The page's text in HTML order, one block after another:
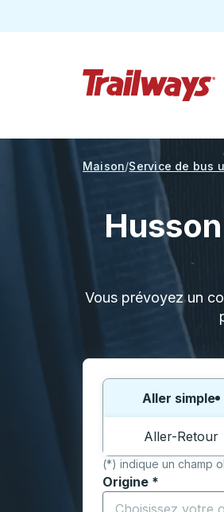
Passez au contenu
Maison Service de bus
Vous prévoyez un
Choisissez un sens
Aller simple
Aller-Retour
(*) indique un champ
Origine *
Commencez à